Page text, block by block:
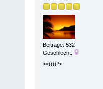
Beiträge: 532
Geschlecht:
><((((º>